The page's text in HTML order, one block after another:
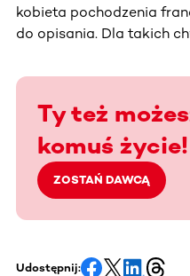
kobieta pochodzenia
do opisania. Dla takich
Ty też
komuś życie!
ZOSTAŃ DAWCĄ
Udostępnij: